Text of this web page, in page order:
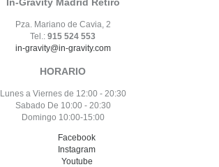
Pza. Mariano de Cavia, 2
Tel.: 915 524 553
in-gravity@in-gravity.com
HORARIO
Lunes a Viernes de 12:00 - 20:30
Sabado De 10:00 - 20:30
Domingo 10:00-15:00
Facebook
Instagram
Youtube